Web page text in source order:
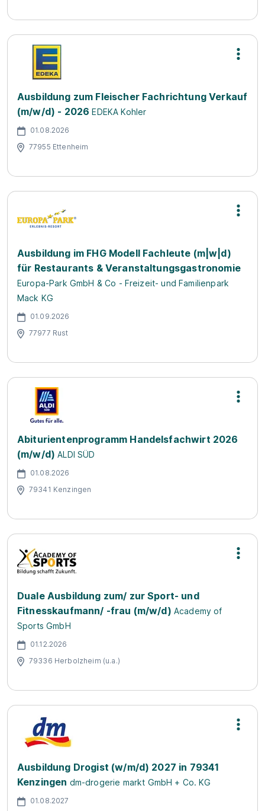
Ausbildung zum Fleischer Fachrichtung Verkauf
(m/w/d) - 2026 EDEKA Kohler
01.08.2026
77955 Ettenheim
Ausbildung im FHG Modell Fachleute (m|w|d)
für Restaurants & Veranstaltungsgastronomie
Europa-Park GmbH & Co - Freizeit- und Familienpark
Mack KG
01.09.2026
77977 Rust
Abiturientenprogramm Handelsfachwirt 2026
(m/w/d) ALDI SÜD
01.08.2026
79341 Kenzingen
Duale Ausbildung zum/ zur Sport- und
Fitnesskaufmann/ -frau (m/w/d) Academy of
Sports GmbH
01.12.2026
79336 Herbolzheim (u.a.)
Ausbildung Drogist (w/m/d) 2027 in 79341
Kenzingen dm-drogerie markt GmbH + Co. KG
01.08.2027